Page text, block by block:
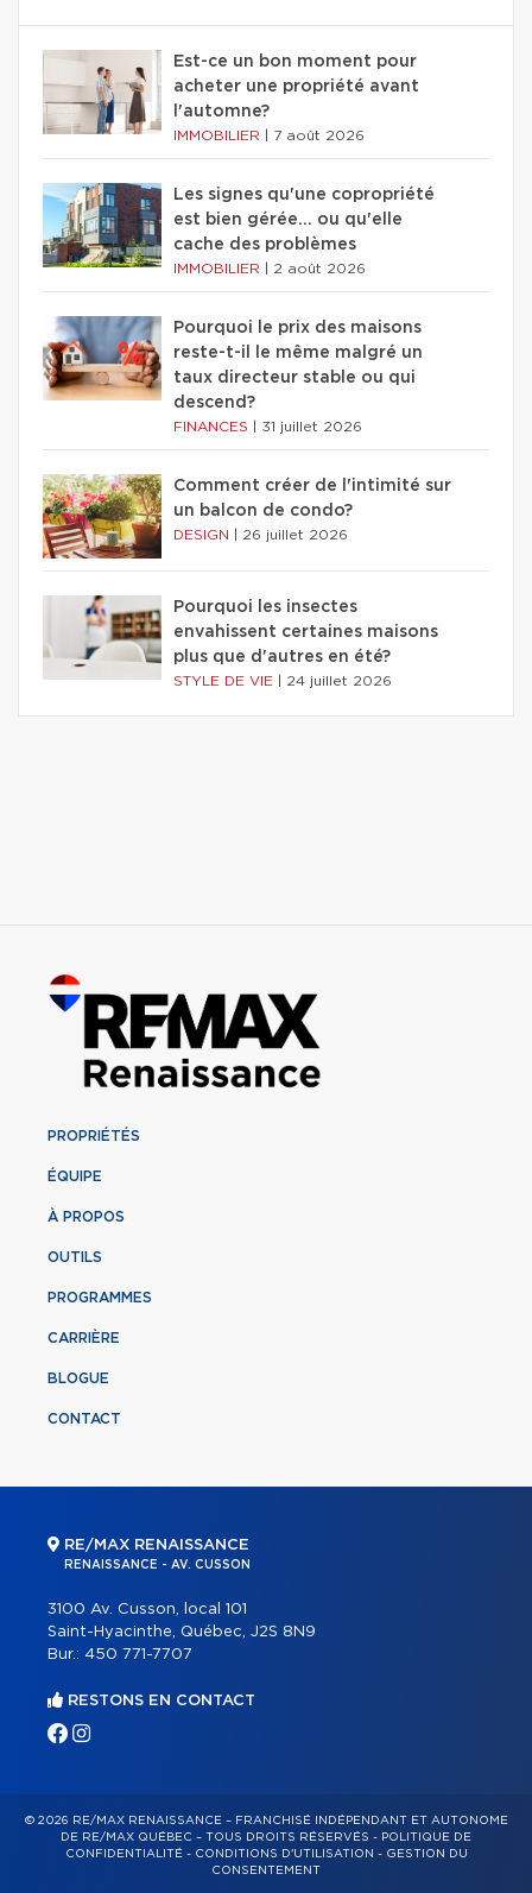
Est-ce un bon moment pour
acheter une propriété avant
l'automne?
IMMOBILIER 7 août 2026
Les signes qu'une copropriété
est bien gérée… ou qu'elle
cache des problèmes
IMMOBILIER 2 août 2026
Pourquoi le prix des maisons
reste-t-il le même malgré un
taux directeur stable ou qui
descend?
FINANCES 31 juillet 2026
Comment créer de l'intimité sur
un balcon de condo?
DESIGN 26 juillet 2026
Pourquoi les insectes
envahissent certaines maisons
plus que d'autres en été?
STYLE DE VIE 24 juillet 2026
PROPRIÉTÉS
ÉQUIPE
À PROPOS
OUTILS
PROGRAMMES
CARRIÈRE
BLOGUE
CONTACT
RE/MAX RENAISSANCE
RENAISSANCE - AV. CUSSON
3100 Av. Cusson, local 101
Saint-Hyacinthe, Québec, J2S 8N9
Bur.: 450 771-7707
RESTONS EN CONTACT
© 2026 RE/MAX RENAISSANCE – FRANCHISÉ INDÉPENDANT ET AUTONOME
DE RE/MAX QUÉBEC – TOUS DROITS RÉSERVÉS - POLITIQUE DE
CONFIDENTIALITÉ- CONDITIONS D'UTILISATION - GESTION DU
CONSENTEMENT